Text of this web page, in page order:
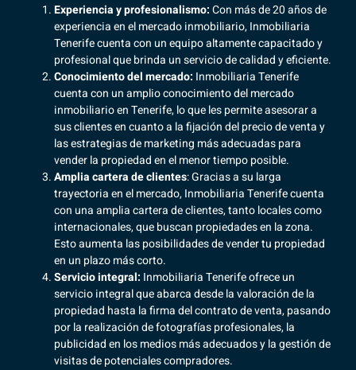
Experiencia y profesionalismo:Con más de 20 años de
experiencia en el mercado inmobiliario,Inmobiliaria
Tenerifecuenta con un equipo altamente capacitado y
profesional que brinda un servicio de calidad y eficiente.
Conocimiento del mercado: Inmobiliaria Tenerife
cuenta con unamplio conocimiento del mercado
inmobiliarioen Tenerife, lo que les permite asesorar a
sus clientes en cuanto a la fijación del precio de venta y
las estrategias de marketing más adecuadas para
vender la propiedad en el menor tiempo posible.
Amplia cartera de clientes: Gracias a su larga
trayectoria en el mercado, Inmobiliaria Tenerife cuenta
con una amplia cartera de clientes, tanto locales como
internacionales, que buscan propiedades en la zona.
Esto aumenta las posibilidades de vender tu propiedad
en un plazo más corto.
Servicio integral: Inmobiliaria Tenerife ofrece un
servicio integral que abarca desde la valoración de la
propiedad hasta la firma del contrato de venta, pasando
por la realización de fotografías profesionales, la
publicidad en los medios más adecuados y la gestión de
visitas de potenciales compradores.